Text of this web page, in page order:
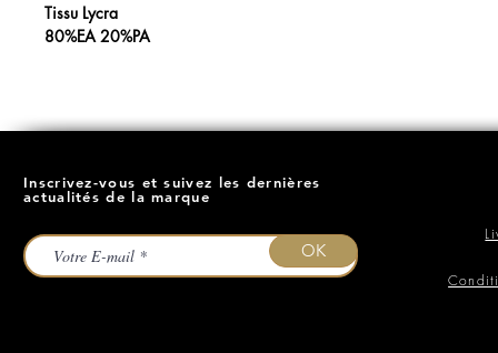
Tissu Lycra
80%EA 20%PA
Inscrivez-vous et suivez les dernières
actualités de la marque
OK